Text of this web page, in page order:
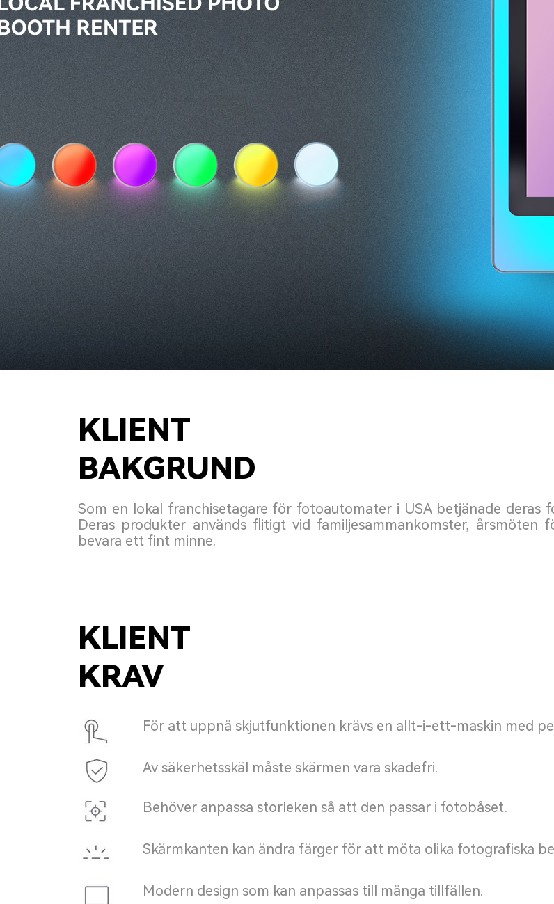
KLIENT
BAKGRUND
Som en lokal franchisetagare för fotoautomater i USA betjänade deras
Deras produkter används flitigt vid familjesammankomster,
bevara ett fint minne.
KLIENT
KRAV
För att uppnå skjutfunktionen krävs en allt-i-ett-maskin med
Av säkerhetsskäl måste skärmen vara skadefri.
Behöver anpassa storleken så att den passar i fotobåset.
Skärmkanten kan ändra färger för att möta olika fotografiska
Modern design som kan anpassas till många tillfällen.